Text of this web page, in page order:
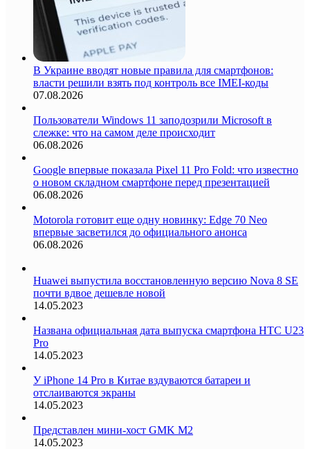
В Украине вводят новые правила для смартфонов:
власти решили взять под контроль все IMEI-коды
07.08.2026
Пользователи Windows 11 заподозрили Microsoft в
слежке: что на самом деле происходит
06.08.2026
Google впервые показала Pixel 11 Pro Fold: что известно
о новом складном смартфоне перед презентацией
06.08.2026
Motorola готовит еще одну новинку: Edge 70 Neo
впервые засветился до официального анонса
06.08.2026
Huawei выпустила восстановленную версию Nova 8 SE
почти вдвое дешевле новой
14.05.2023
Названа официальная дата выпуска смартфона HTC U23
Pro
14.05.2023
У iPhone 14 Pro в Китае вздуваются батареи и
отслаиваются экраны
14.05.2023
Представлен мини-хост GMK M2
14.05.2023